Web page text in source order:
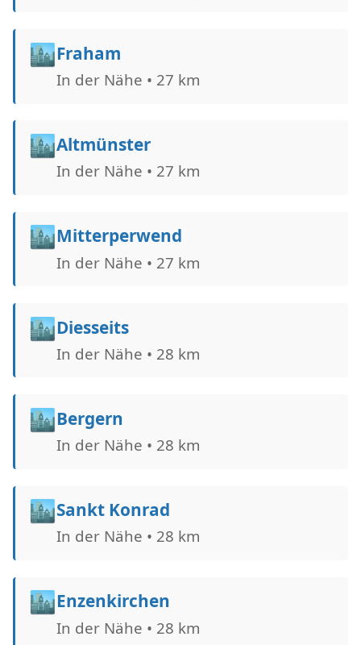
🏙️Fraham
In der Nähe • 27 km
🏙️Altmünster
In der Nähe • 27 km
🏙️Mitterperwend
In der Nähe • 27 km
🏙️Diesseits
In der Nähe • 28 km
🏙️Bergern
In der Nähe • 28 km
🏙️Sankt Konrad
In der Nähe • 28 km
🏙️Enzenkirchen
In der Nähe • 28 km